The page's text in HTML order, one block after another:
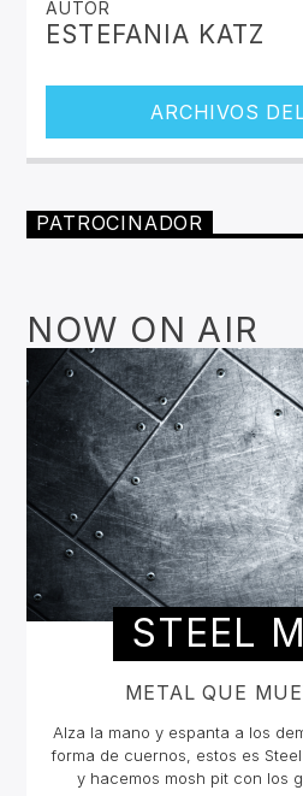
AUTOR
ESTEFANIA KATZ
ARCHIVOS
PATROCINADOR
NOW ON AIR
STEEL
METAL QUE
Alza la mano y espanta a los
forma de cuernos, estos es
y hacemos mosh pit con los